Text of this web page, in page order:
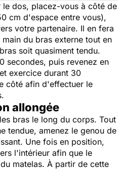
le dos, placez-vous à côté de
cm d'espace entre vous),
votre partenaire. Il en fera
du bras externe tout en
soit quasiment tendu.
secondes, puis revenez en
exercice durant 30
côté afin d'effectuer le
allongée
bras le long du corps. Tout
tendue, amenez le genou de
Une fois en position,
l'intérieur afin que le
matelas. À partir de cette